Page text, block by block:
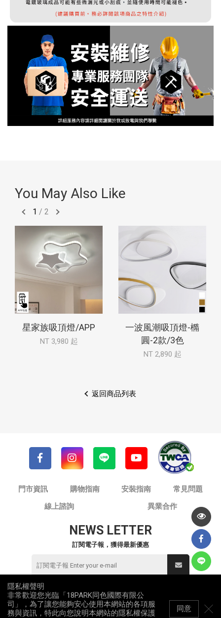
You May Also Like
1 / 2
星家族吸頂燈/APP
NT 3,980 起
一波風潮吸頂燈-橢
圓-2款/3色
NT 2,890 起
返回商品列表
門市資訊 購物指南 安裝指南
常見問題
線上諮詢
異業合作
NEWS LETTER
訂閱電子報，獲得最新優惠
© 同色國際有限公司 / 18PARK流行燈飾傢飾
統一編號：82953912
隱私權聲明
非常歡迎您光臨「18PARK同色國際有限公
司」，為了讓您能夠安心使用本網站的各項服
務與資訊，特此向您說明本網站的隱私權保護
同意